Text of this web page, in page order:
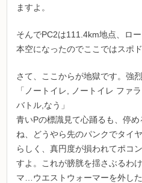
ますよ。
そんでPC2は111.4km地点、ロ
本空になったのでここではスポ
さて、ここからが地獄です。強
「ノートイレ, ノートイレ ファ
バトル,なう」
青いPの標識見て心踊るも、停
ね、どうやら先のパンクでタイ
らしく、真円度が損われてポ
すよ。これが膀胱を揺さぶるわ
マ…ウエストウォーマーを外し